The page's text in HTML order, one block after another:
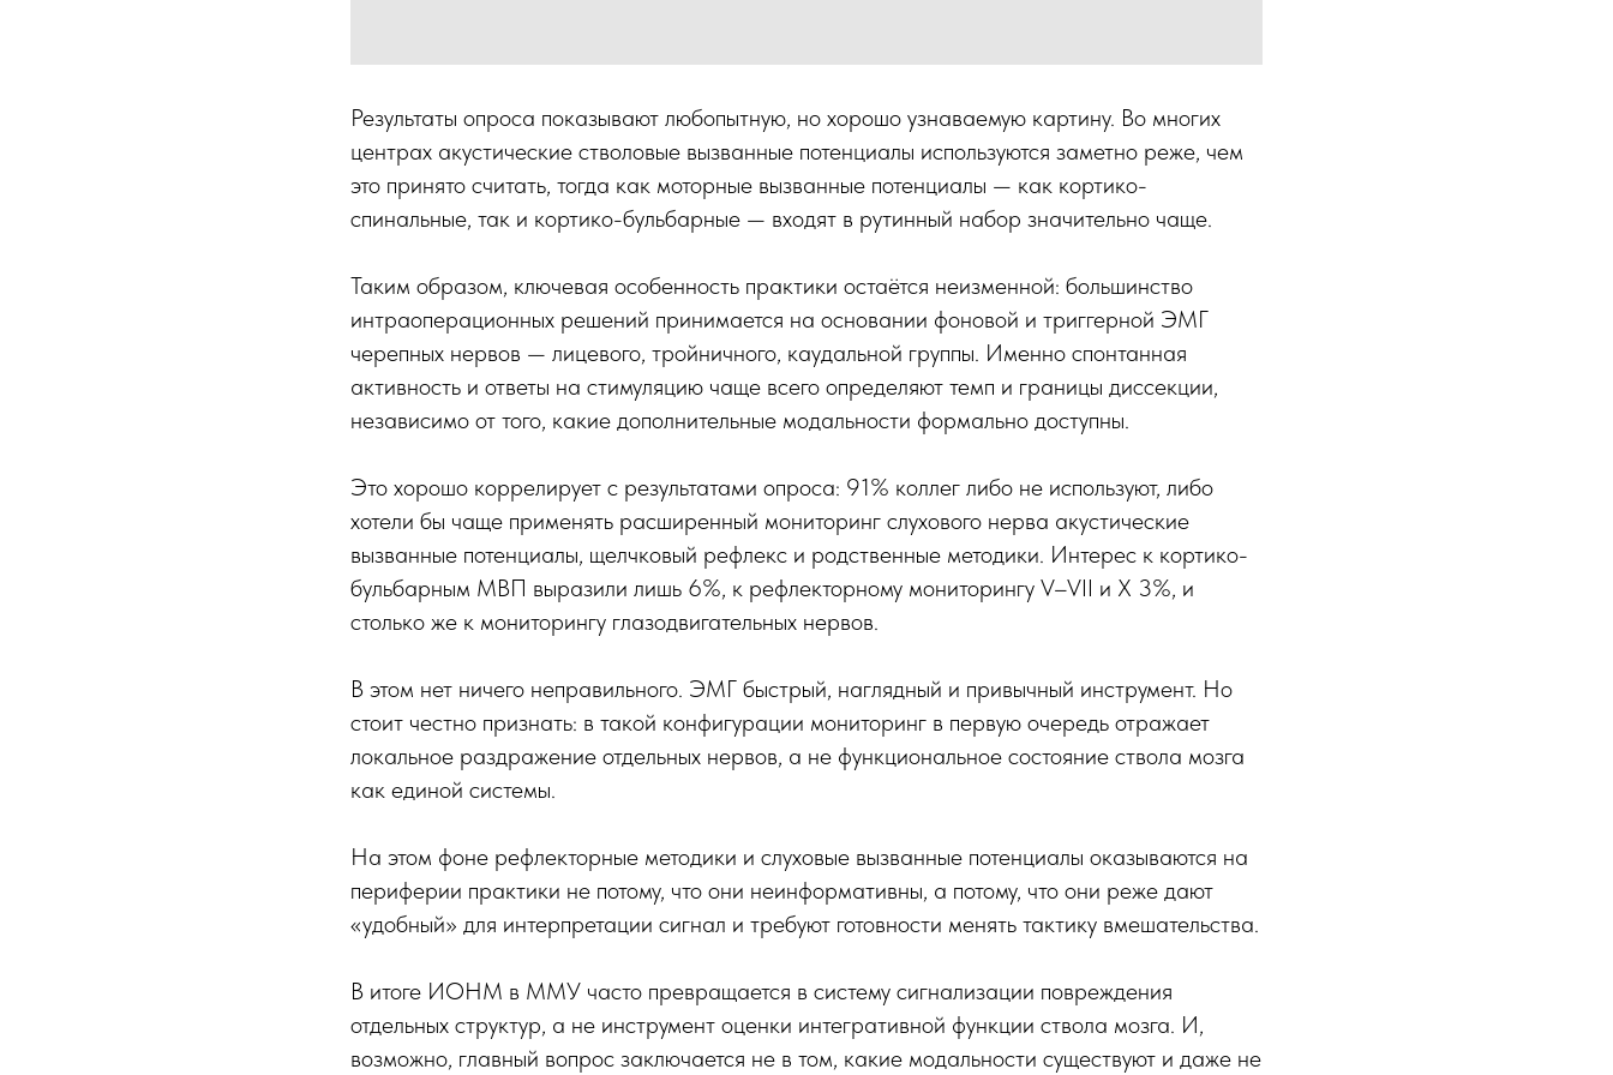
Результаты опроса показывают любопытную, но хорошо узнаваемую картину. Во многих
центрах акустические стволовые вызванные потенциалы используются заметно реже, чем
это принято считать, тогда как моторные вызванные потенциалы — как кортико-
спинальные, так и кортико-бульбарные — входят в рутинный набор значительно чаще.
Таким образом, ключевая особенность практики остаётся неизменной: большинство
интраоперационных решений принимается на основании фоновой и триггерной ЭМГ
черепных нервов — лицевого, тройничного, каудальной группы. Именно спонтанная
активность и ответы на стимуляцию чаще всего определяют темп и границы диссекции,
независимо от того, какие дополнительные модальности формально доступны.
Это хорошо коррелирует с результатами опроса: 91% коллег либо не используют, либо
хотели бы чаще применять расширенный мониторинг слухового нерва акустические
вызванные потенциалы, щелчковый рефлекс и родственные методики. Интерес к кортико-
бульбарным МВП выразили лишь 6%, к рефлекторному мониторингу V–VII и X 3%, и
столько же к мониторингу глазодвигательных нервов.
В этом нет ничего неправильного. ЭМГ быстрый, наглядный и привычный инструмент. Но
стоит честно признать: в такой конфигурации мониторинг в первую очередь отражает
локальное раздражение отдельных нервов, а не функциональное состояние ствола мозга
как единой системы.
На этом фоне рефлекторные методики и слуховые вызванные потенциалы оказываются на
периферии практики не потому, что они неинформативны, а потому, что они реже дают
«удобный» для интерпретации сигнал и требуют готовности менять тактику вмешательства.
В итоге ИОНМ в ММУ часто превращается в систему сигнализации повреждения
отдельных структур, а не инструмент оценки интегративной функции ствола мозга. И,
возможно, главный вопрос заключается не в том, какие модальности существуют и даже не